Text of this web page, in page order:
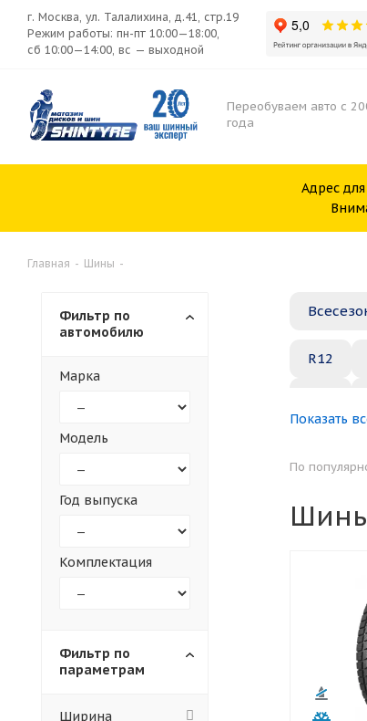
г. Москва, ул. Талалихина, д.41, стр.19
Режим работы: пн-пт 10:00—18:00,
сб 10:00—14:00, вс — выходной
Переобуваем авто с
года
Адрес
Главная - Шины -
R12
30
Показать
По
Фильтр по
автомобилю
Марка
Модель
Год выпуска
Комплектация
Фильтр по
параметрам
Ширина